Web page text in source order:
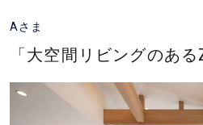
ら
臼
産
Aさま
「大空間リビングのある